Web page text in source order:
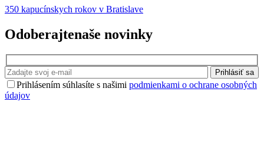
350 kapucínskych rokov v Bratislave
Odoberajtenaše novinky
Prihlásiť sa
Prihlásením súhlasíte s našimi podmienkami o ochrane osobných
údajov